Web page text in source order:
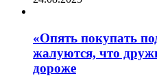
«Опять покупать
жалуются, что
дороже